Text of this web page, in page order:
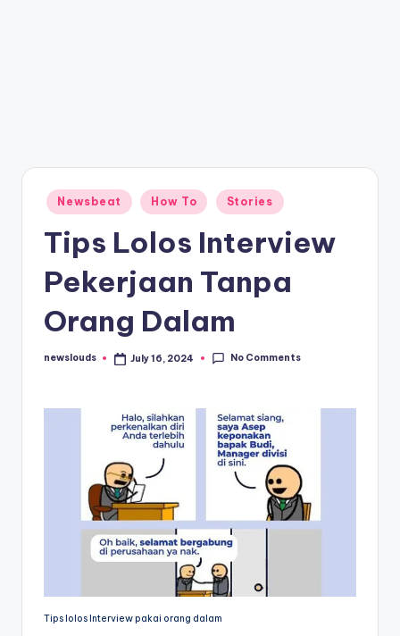
Posted
in
Newsbeat How To Stories
Tips Lolos Interview
Pekerjaan Tanpa
Orang Dalam
Posted
newslouds July 16, 2024 No Comments
Tips lolos Interview pakai orang dalam